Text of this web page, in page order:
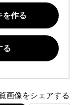
を作る
る
画像をシェアする